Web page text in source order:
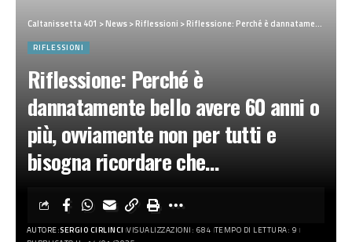
Caltanissetta 401 >News>Riflessioni >Riflessione: Perché è dannatamente bello avere 60 anni o più, ovviamente non per tutti e bisogna ricordare che…
RIFLESSIONI
Riflessione: Perché è
dannatamente bello avere 60 anni o
più, ovviamente non per tutti e
bisogna ricordare che…
AUTORE:SERGIO CIRLINCI VISUALIZZAZIONI: 684 TEMPO DI LETTURA: 9